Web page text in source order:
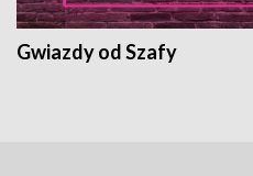
Gwiazdy od Szafy